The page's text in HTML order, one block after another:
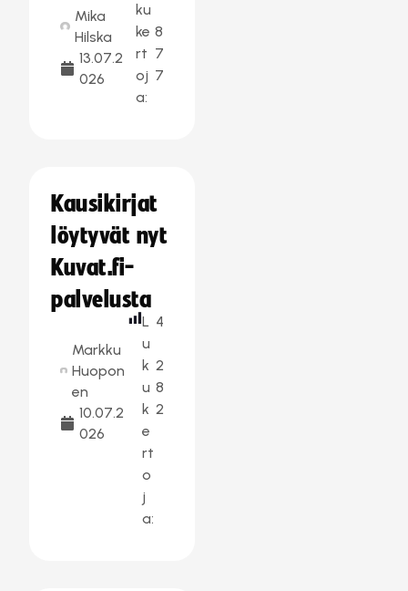
Mika
Hilska
13.07.2
026
ku
ke
rt
oj
a:
8
7
7
Kausikirjat
löytyvät nyt
Kuvat.fi-
palvelusta
Markku
Huopon
en
10.07.2
026
L
u
k
u
k
e
rt
o
j
a:
4
2
8
2